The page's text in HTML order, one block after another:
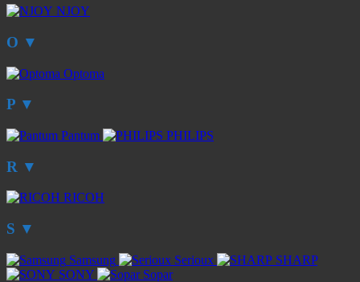
NJOY
O ▼
Optoma
P ▼
Pantum PHILIPS
R ▼
RICOH
S ▼
Samsung Serioux
SHARP
SONY
Sopar